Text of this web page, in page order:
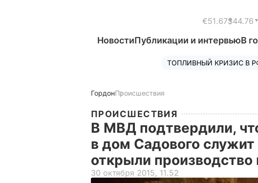
€51.67$44.76
НовостиПубликации и интервьюВ
ТОПЛИВНЫЙ КРИЗИС В
ГордонПроисшествия
ПРОИСШЕСТВИЯ
В МВД подтвердили,
в дом Садового служит
открыли производство
30 октября 2015, 11.52